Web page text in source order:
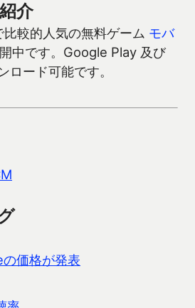
介
較的人気の無料ゲーム モバ
中です。Google Play 及び
ード可能です。
価格が発表